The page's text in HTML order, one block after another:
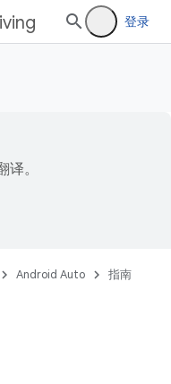
登录
译。
Android Auto 指南